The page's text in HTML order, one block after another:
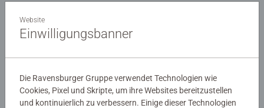
Ravensburg hergestellt werden. Jahrzehntelange
Erfahrung in der Puzzleproduktion, den hohen
eins zum andern passt. Das ist die Ravensburger
Leidenschaft für Qualität.
Verfasse eine Bewertung
Richtlinien für Bewertungen
Website
Einwilligungsbanner
Die Ravensburger Gruppe verwendet Technologien wie
Cookies, Pixel und Skripte, um ihre Websites bereitzustellen
und kontinuierlich zu verbessern. Einige dieser Technologien